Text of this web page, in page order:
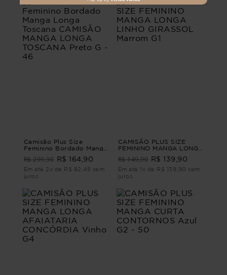
Camisão Plus Size
Feminino Bordado Manga
MANGA LONGA
TOSCANA Preto G - 46
R$ 299,90 R$ 164,90
Em até 2x de R$ 82,45 sem
juros
CAMISÃO PLUS SIZE
FEMININO MANGA LONGA
G1
R$ 149,90 R$ 139,90
Em até 1x de R$ 139,90 sem
juros